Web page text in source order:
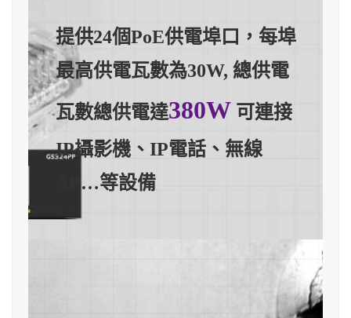
提供24個PoE供電埠口，每埠
最高供電瓦數為30W, 總供電
瓦數總供電達380W 可連接
IP攝影機、IP電話、無線
AP…等設備